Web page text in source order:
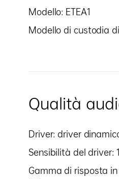
Modello: ETEA1
Modello di custodia di
Qualità
Driver: driver
Sensibilità del driver:
Gamma di risposta